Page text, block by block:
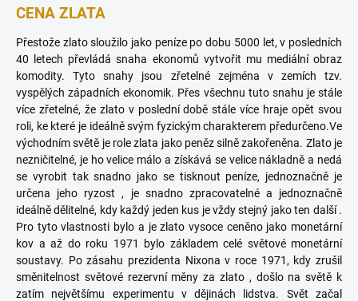
CENA ZLATA
Přestože zlato sloužilo jako peníze po dobu 5000 let, v posledních
40 letech převládá snaha ekonomů vytvořit mu mediální obraz
komodity. Tyto snahy jsou zřetelné zejména v zemích tzv.
vyspělých západních ekonomik. Přes všechnu tuto snahu je stále
více zřetelné, že zlato v poslední době stále více hraje opět svou
roli, ke které je ideálně svým fyzickým charakterem předurčeno.Ve
východním světě je role zlata jako peněz silně zakořeněna. Zlato je
nezničitelné, je ho velice málo a získává se velice nákladně a nedá
se vyrobit tak snadno jako se tisknout peníze, jednoznačně je
určena jeho ryzost , je snadno zpracovatelné a jednoznačně
ideálně dělitelné, kdy každý jeden kus je vždy stejný jako ten další .
Pro tyto vlastnosti bylo a je zlato vysoce ceněno jako monetární
kov a až do roku 1971 bylo základem celé světové monetární
soustavy. Po zásahu prezidenta Nixona v roce 1971, kdy zrušil
směnitelnost světové rezervní měny za zlato , došlo na světě k
zatím největšímu experimentu v dějinách lidstva. Svět začal